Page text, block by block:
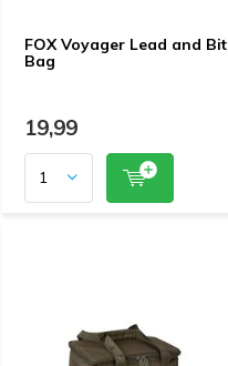
FOX Voyager Lead and Bit
Bag
19,99